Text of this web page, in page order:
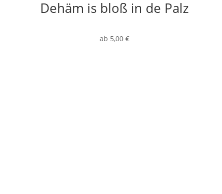
Dehäm is bloß in de Palz
ab 5,00 €